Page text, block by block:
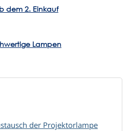
dem 2. Einkauf
Lampen
der Projektorlampe